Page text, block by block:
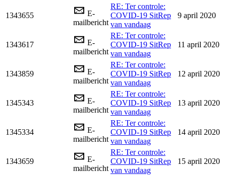
1343655
E-
mailbericht
RE: Ter controle:
COVID-19 SitRep
van vandaag
9 april 2020
1343617
E-
mailbericht
RE: Ter controle:
COVID-19 SitRep
van vandaag
11 april 2020
1343859
E-
mailbericht
RE: Ter controle:
COVID-19 SitRep
van vandaag
12 april 2020
1345343
E-
mailbericht
RE: Ter controle:
COVID-19 SitRep
van vandaag
13 april 2020
1345334
E-
mailbericht
RE: Ter controle:
COVID-19 SitRep
van vandaag
14 april 2020
1343659
E-
mailbericht
RE: Ter controle:
COVID-19 SitRep
van vandaag
15 april 2020